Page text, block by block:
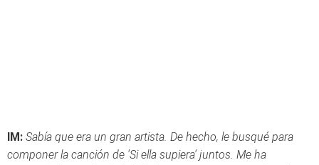
IM: Sabía que era un gran artista. De hecho, le busqué para
componer la canción de 'Si ella supiera' juntos. Me ha